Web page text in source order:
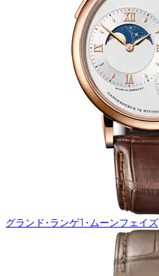
グランド･ランゲ1･ムーンフェイズ